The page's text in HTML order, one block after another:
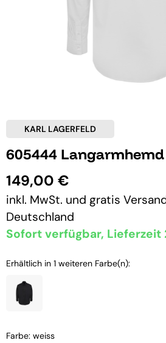
KARL LAGERFELD
605444
149,00 €
inkl. MwSt. und gratis
Deutschland
Sofort verfügbar, Lieferzeit
Erhältlich in 1 weiteren Farbe(n):
Farbe: weiss